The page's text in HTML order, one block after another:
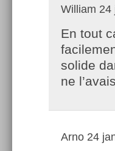
William 24
En tout
solide
ne
Arno 24